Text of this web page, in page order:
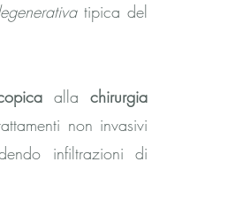
tipica del
allachirurgia
non invasivi
infiltrazioni di